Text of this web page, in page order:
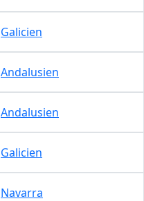
Galicien
Andalusien
Andalusien
Galicien
Navarra